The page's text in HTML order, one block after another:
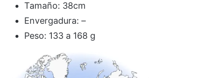
Tamaño: 38cm
Envergadura: –
Peso: 133 a 168 g